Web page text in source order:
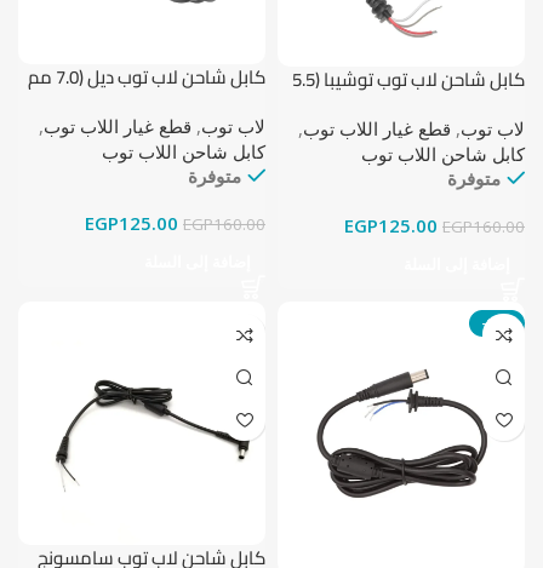
كابل شاحن لاب توب توشيبا (5.5
لاب توب, قطع غيار اللاب توب,
كابل شاحن اللاب توب
متوفرة
EGP160.00
EGP125.00
كابل شاحن لاب توب ديل (7.0 مم
لاب توب, قطع غيار اللاب توب,
كابل شاحن اللاب توب
متوفرة
EGP160.00
EGP125.00
-17%
كابل شاحن لاب توب سامسونج